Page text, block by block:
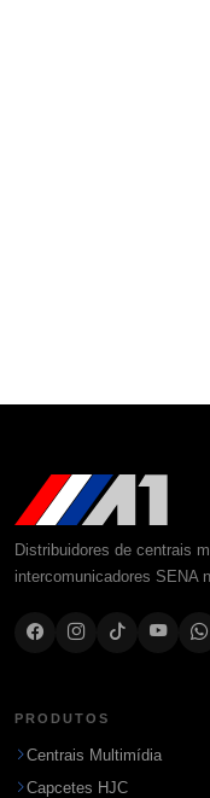
Distribuidores de centrais
intercomunicadores SENA
PRODUTOS
Centrais Multimídia
Capcetes HJC